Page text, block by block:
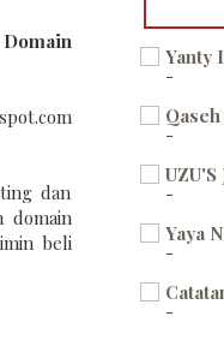
Domain
dan
domain
beli
Yanty
-
-
UZU'S
-
Yaya
-
-